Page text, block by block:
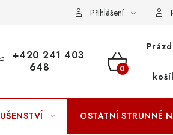
OSOBNÍCH ÚDAJŮ
Přihlášení
+420 241 403
648
NÁKUPNÍ
OSTATNÍ STRUNNÉ